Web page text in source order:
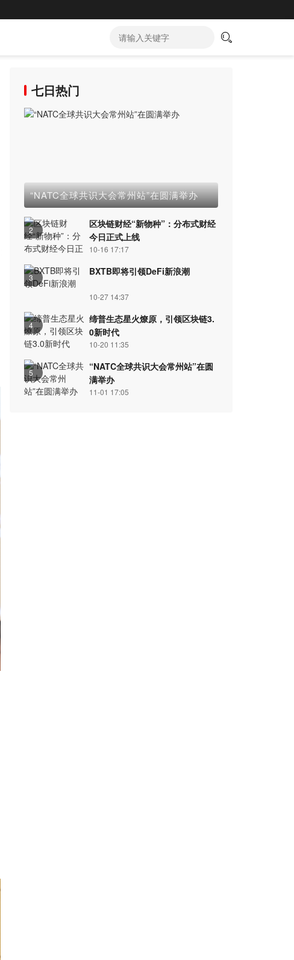
七日热门
“NATC全球共识大会常州站”在圆满举办
2
区块链财经“新物种”：分布式财经
今日正式上线
10-16 17:17
3
BXTB即将引领DeFi新浪潮
10-27 14:37
4
缔普生态星火燎原，引领区块链3.
0新时代
10-20 11:35
5
“NATC全球共识大会常州站”在圆
满举办
11-01 17:05